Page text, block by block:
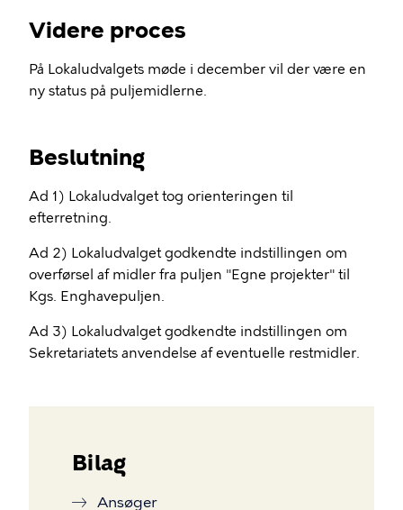
Videre proces
På Lokaludvalgets møde i december vil der være en
ny status på puljemidlerne.
Beslutning
Ad 1) Lokaludvalget tog orienteringen til
efterretning.
Ad 2) Lokaludvalget godkendte indstillingen om
overførsel af midler fra puljen "Egne projekter" til
Kgs. Enghavepuljen.
Ad 3) Lokaludvalget godkendte indstillingen om
Sekretariatets anvendelse af eventuelle restmidler.
Bilag
Ansøger